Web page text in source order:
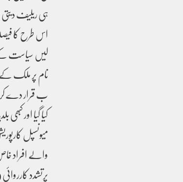
ہی ریلیف
اس طرح کا
لیں سیاست کے
نام پر ملک
ب قرار دے کر
کیا گیا اور
میونسپل
والے افراد
پرتشدد